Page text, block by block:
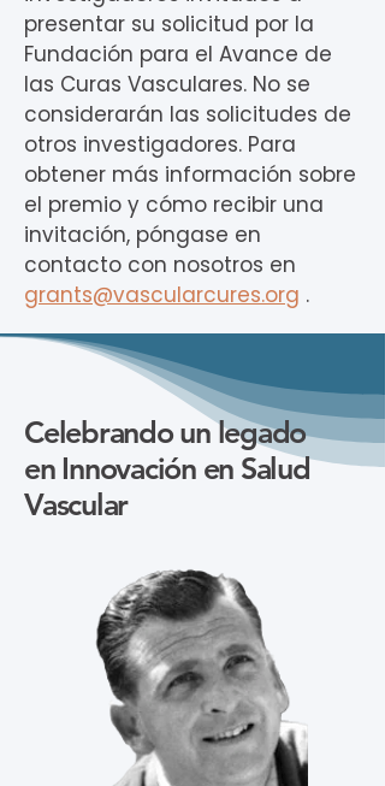
presentar su solicitud por la
Fundación para el Avance de
las Curas Vasculares. No se
considerarán las solicitudes de
otros investigadores. Para
obtener más información sobre
el premio y cómo recibir una
invitación, póngase en
contacto con nosotros en
grants@vascularcures.org .
Celebrando un legado
en Innovación en Salud
Vascular